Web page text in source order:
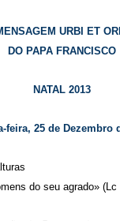
URBI ET
DO PAPA FRANCISCO
NATAL 2013
feira, 25 de Dezembro
do seu agrado» (Lc